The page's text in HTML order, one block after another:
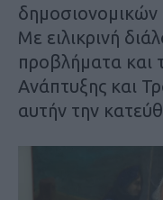
Με ειλικρινή
προβλήματα και
Ανάπτυξης και
αυτήν την